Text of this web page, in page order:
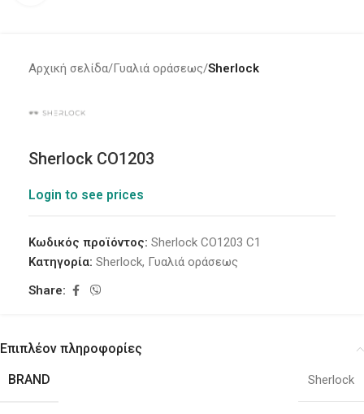
Αρχική σελίδα Γυαλιά οράσεως Sherlock
Sherlock CO1203
Login to see prices
Κωδικός προϊόντος: Sherlock CO1203 C1
Κατηγορία: Sherlock, Γυαλιά οράσεως
Share:
Επιπλέον πληροφορίες
BRAND
Sherlock